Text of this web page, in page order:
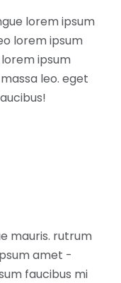
lorem ipsum
lorem ipsum
ipsum
leo. eget
mauris. rutrum
amet -
faucibus mi